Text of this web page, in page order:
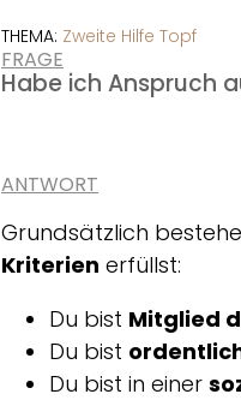
THEMA: Zweite Hilfe Topf
FRAGE
Habe ich Anspruch
ANTWORT
Grundsätzlich
Kriterien erfüllst:
Du bist Mitglied
Du bist
Du bist in einer